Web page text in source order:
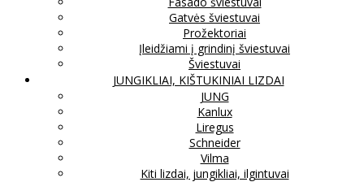
Gatvės šviestuvai
Prožektoriai
Įleidžiami į grindinį šviestuvai
Šviestuvai
JUNGIKLIAI, KIŠTUKINIAI LIZDAI
JUNG
Kanlux
Liregus
Schneider
Vilma
Kiti lizdai, jungikliai, ilgintuvai